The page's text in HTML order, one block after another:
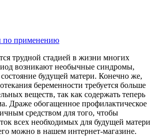
по применению
трудной стадией в жизни многих
возникают необычные синдромы,
будущей матери. Конечно же,
беременности требуется больше
веществ, так как содержать теперь
Драже обогащенное профилактическое
средством для того, чтобы
всех необходимых для будущей матери
можно в нашем интернет-магазине.